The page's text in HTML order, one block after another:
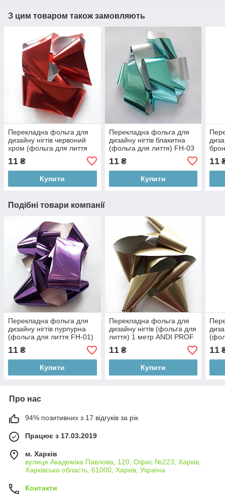
З цим товаром також замовляють
Перекладна фольга для
дизайну нігтів червоний
хром (фольга для лиття
FH-04) 1 метр ANDI PROF
11 ₴
Купити
Перекладна фольга для
дизайну нігтів блакитна
(фольга для лиття) FH-03
11₴
Купити
11
Подібні товари компанії
Перекладна фольга для
дизайну нігтів пурпурна
(фольга для лиття FH-01)
1 метр ANDI PROF
11 ₴
Купити
Перекладна фольга для
дизайну нігтів (фольга для
лиття) 1 метр ANDI PROF
матова бронза
11₴
Купити
08)
11
Про нас
94% позитивних з 17 відгуків за рік
Працює з 17.03.2019
м. Харків
вулиця Академіка Павлова, 120, Офис №223, Харків,
Харківська область, 61000, Харків, Україна
Контакти